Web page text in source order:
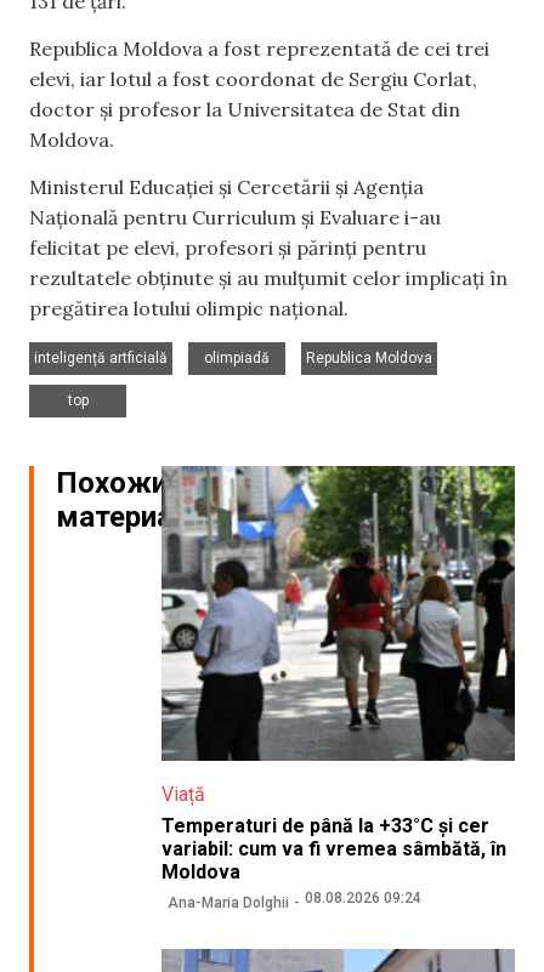
Republica Moldova a fost reprezentată de cei trei
elevi, iar lotul a fost coordonat de Sergiu Corlat,
doctor și profesor la Universitatea de Stat din
Moldova.
Ministerul Educației și Cercetării și Agenția
Națională pentru Curriculum și Evaluare i-au
felicitat pe elevi, profesori și părinți pentru
rezultatele obținute și au mulțumit celor implicați în
pregătirea lotului olimpic național.
inteligență artficială
olimpiadă
Republica Moldova
top
Похожие
материалы
Viață
Temperaturi de până la +33°C și cer
variabil: cum va fi vremea sâmbătă, în
Moldova
Ana-Maria Dolghii 08.08.2026 09:24